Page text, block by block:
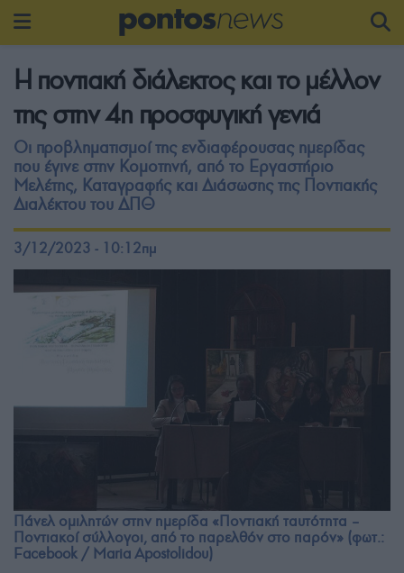
Η ποντιακή διάλεκτος και το μέλλον
της στην 4η προσφυγική γενιά
Οι προβληματισμοί της ενδιαφέρουσας ημερίδας
που έγινε στην Κομοτηνή, από το Εργαστήριο
Μελέτης, Καταγραφής και Διάσωσης της Ποντιακής
Διαλέκτου του ΔΠΘ
3/12/2023 - 10:12πμ
Πάνελ ομιλητών στην ημερίδα «Ποντιακή ταυτότητα –
Ποντιακοί σύλλογοι, από το παρελθόν στο παρόν» (φωτ.:
Facebook / Maria Apostolidou)